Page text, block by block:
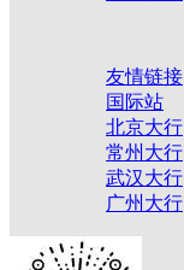
友情链接
国际站
北京大行
常州大行
武汉大行
广州大行